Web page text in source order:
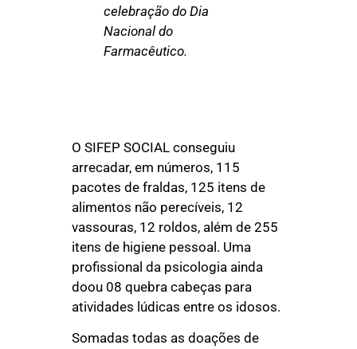
celebração do Dia
Nacional do
Farmacêutico.
O SIFEP SOCIAL conseguiu
arrecadar, em números, 115
pacotes de fraldas, 125 itens de
alimentos não perecíveis, 12
vassouras, 12 roldos, além de 255
itens de higiene pessoal. Uma
profissional da psicologia ainda
doou 08 quebra cabeças para
atividades lúdicas entre os idosos.
Somadas todas as doações de